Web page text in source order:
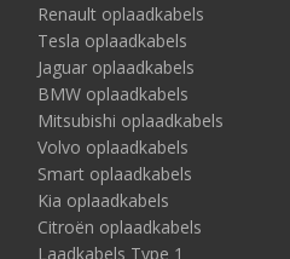
Renault oplaadkabels
Tesla oplaadkabels
Jaguar oplaadkabels
BMW oplaadkabels
Mitsubishi oplaadkabels
Volvo oplaadkabels
Smart oplaadkabels
Kia oplaadkabels
Citroën oplaadkabels
Laadkabels Type 1